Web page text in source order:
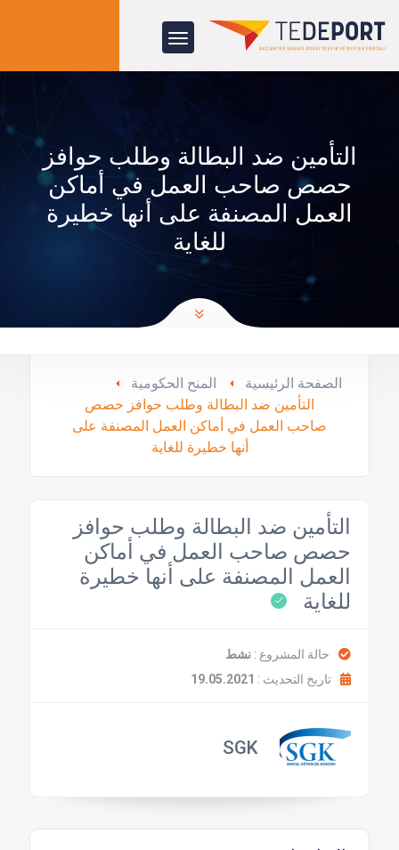
التأمين ضد البطالة وطلب حوافز
حصص صاحب العمل في أماكن
العمل المصنفة على أنها خطيرة
للغاية
الصفحة الرئيسية
المنح الحكومية
التأمين ضد البطالة وطلب حوافز حصص
صاحب العمل في أماكن العمل المصنفة على
أنها خطيرة للغاية
التأمين ضد البطالة وطلب حوافز
حصص صاحب العمل في أماكن
العمل المصنفة على أنها خطيرة
للغاية
حالة المشروع : نشط
تاريخ التحديث : 19.05.2021
SGK